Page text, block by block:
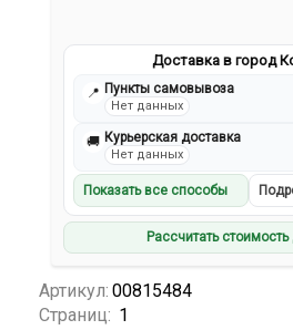
Доставка в город
📍 Пункты самовывоза
Нет данных
🚚 Курьерская доставка
Нет данных
Показать все способы
Рассчитать
Артикул: 00815484
Страниц: 1